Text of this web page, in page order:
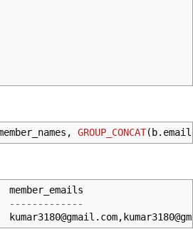
, GROUP_CONCAT( b.email
kumar3180@gmail.com,